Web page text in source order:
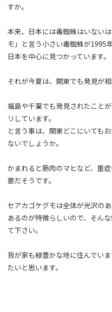
すか。
本来、日本には毒蜘蛛はいない
モ」と言う小さい毒蜘蛛が1995
日本を中心に見つかっています。
それが今夏は、関東でも発見が
福島や千葉でも発見されたこと
リしています。
と言う事は、関東どこにいても
ないでしょうか。
かまれると筋肉のマヒなど、重
要だそうです。
セアカゴケグモは全体が光沢の
あるのが特徴らしいので、そん
て下さい。
我が家も緑豊かな地に住んでい
たいと思います。